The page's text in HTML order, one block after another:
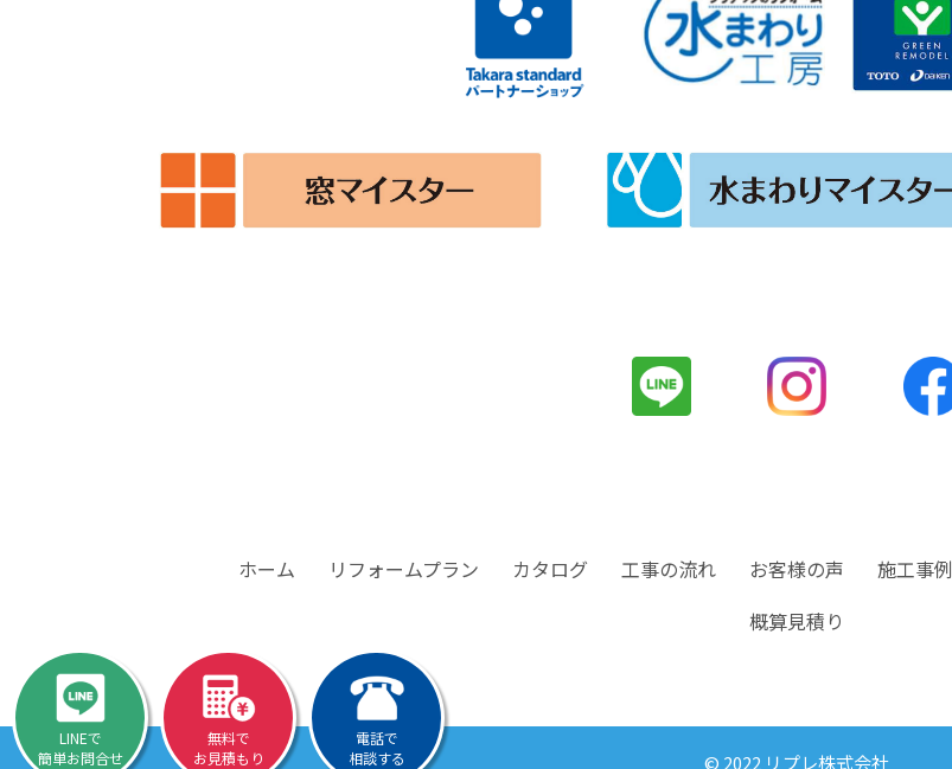
LINEで
簡単お問合せ
無料で
お見積もり
電話で
相談する
ホーム リフォームプラン カタログ 工事の流れ お客様の声 施工事例
概算見積り
© 2022 リプレ株式会社